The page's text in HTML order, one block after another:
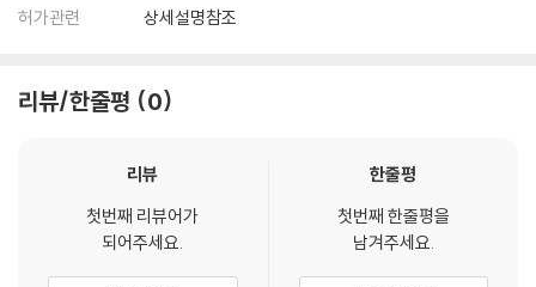
허가관련
상세설명참조
리뷰/한줄평 0
리뷰
첫번째 리뷰어가
되어주세요.
한줄평
첫번째 한줄평을
남겨주세요.